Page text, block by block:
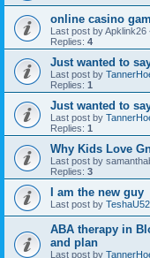
online casino
Last post byApklink26
Replies: 4
Just wanted to
Last post by
Replies: 1
Just wanted to
Last post by
Replies: 1
Why Kids Love
Last post by
Replies: 3
I am the new guy
Last post by TeshaU52
ABA therapy in
and plan
Last post by